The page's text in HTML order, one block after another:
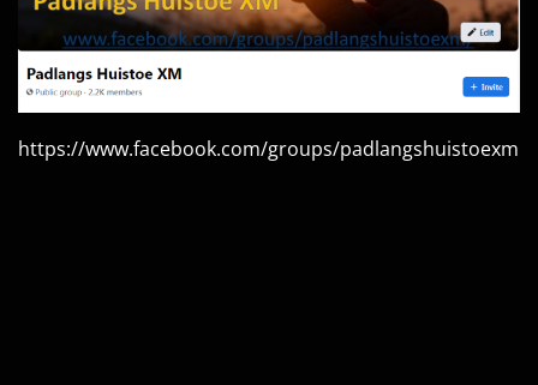
https://www.facebook.com/groups/padlangshuistoexm